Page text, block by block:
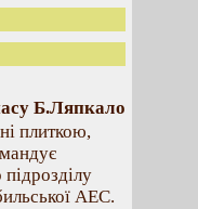
Б.Ляпкало
плиткою,
АЕС.